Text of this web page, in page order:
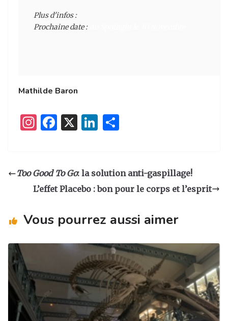
Plus d'infos :
Prochaine date :
Mathilde Baron
I
a
g
m
F
e
b
o
X
Li
e
dI
g
er
Too Good To Go: la solution anti-gaspillage!
L’effet Placebo : bon pour le corps et l’esprit
Vous pourrez aussi aimer